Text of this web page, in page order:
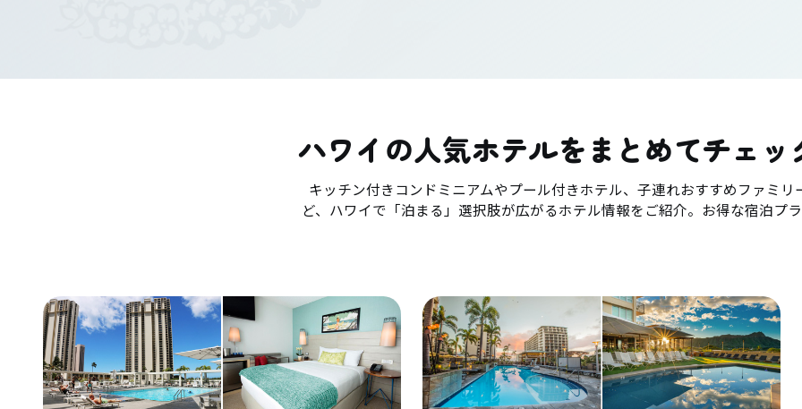
ハワイの人気ホテルをまとめてチェッ
キッチン付きコンドミニアムやプール付きホテル、子連れおすすめファミリ
ど、ハワイで「泊まる」選択肢が広がるホテル情報をご紹介。お得な宿泊プ